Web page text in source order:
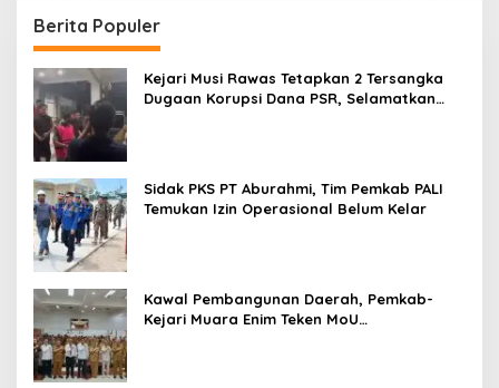
Berita Populer
Kejari Musi Rawas Tetapkan 2 Tersangka
Dugaan Korupsi Dana PSR, Selamatkan
Sidak PKS PT Aburahmi, Tim Pemkab PALI
Temukan Izin Operasional Belum Kelar
Kawal Pembangunan Daerah, Pemkab-
Kejari Muara Enim Teken MoU